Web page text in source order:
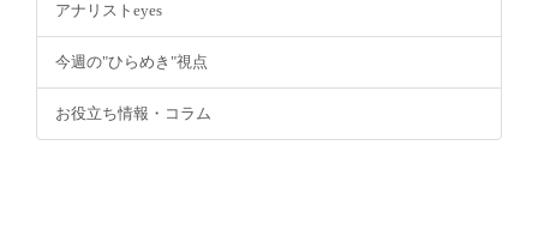
アナリストeyes
今週の"ひらめき"視点
お役立ち情報・コラム